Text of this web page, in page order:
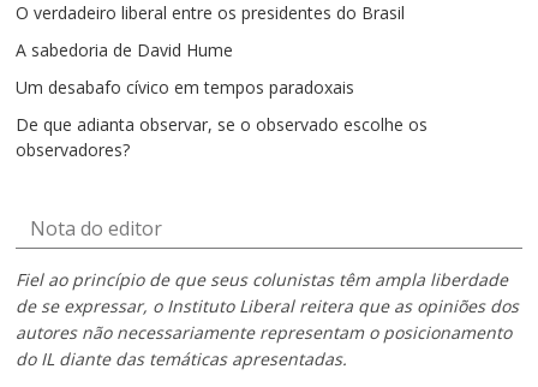
O verdadeiro liberal entre os presidentes do Brasil
A sabedoria de David Hume
Um desabafo cívico em tempos paradoxais
De que adianta observar, se o observado escolhe os
observadores?
Nota do editor
Fiel ao princípio de que seus colunistas têm ampla liberdade
de se expressar, o Instituto Liberal reitera que as opiniões dos
autores não necessariamente representam o posicionamento
do IL diante das temáticas apresentadas.